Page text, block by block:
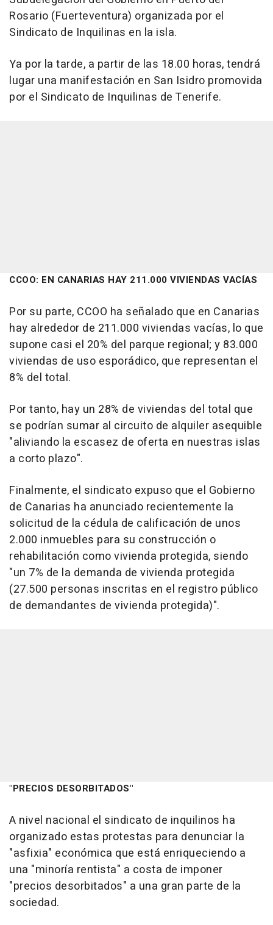
Rosario (Fuerteventura) organizada por el
Sindicato de Inquilinas en la isla.
Ya por la tarde, a partir de las 18.00 horas, tendrá
lugar una manifestación en San Isidro promovida
por el Sindicato de Inquilinas de Tenerife.
CCOO: EN CANARIAS HAY 211.000 VIVIENDAS VACÍAS
Por su parte, CCOO ha señalado que en Canarias
hay alrededor de 211.000 viviendas vacías, lo que
supone casi el 20% del parque regional; y 83.000
viviendas de uso esporádico, que representan el
8% del total.
Por tanto, hay un 28% de viviendas del total que
se podrían sumar al circuito de alquiler asequible
"aliviando la escasez de oferta en nuestras islas
a corto plazo".
Finalmente, el sindicato expuso que el Gobierno
de Canarias ha anunciado recientemente la
solicitud de la cédula de calificación de unos
2.000 inmuebles para su construcción o
rehabilitación como vivienda protegida, siendo
"un 7% de la demanda de vivienda protegida
(27.500 personas inscritas en el registro público
de demandantes de vivienda protegida)".
"PRECIOS DESORBITADOS"
A nivel nacional el sindicato de inquilinos ha
organizado estas protestas para denunciar la
"asfixia" económica que está enriqueciendo a
una "minoría rentista" a costa de imponer
"precios desorbitados" a una gran parte de la
sociedad.